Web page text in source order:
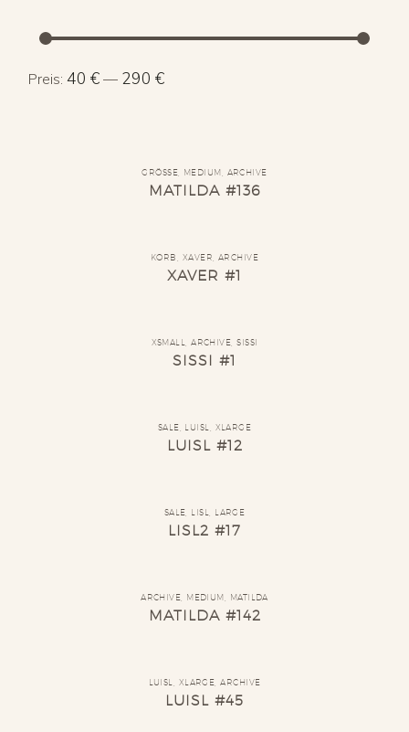
Min.
Max.
Preis: 40 €— 290 €
GRÖSSE MEDIUM ARCHIVE
MATILDA #136
KORB XAVER ARCHIVE
XAVER #1
XSMALL ,ARCHIVE ,SISSI
SISSI #1
SALE LUISL XLARGE
LUISL #12
SALE LISL LARGE
LISL2 #17
ARCHIVE MEDIUM MATILDA
MATILDA #142
LUISL XLARGE ,ARCHIVE
LUISL #45